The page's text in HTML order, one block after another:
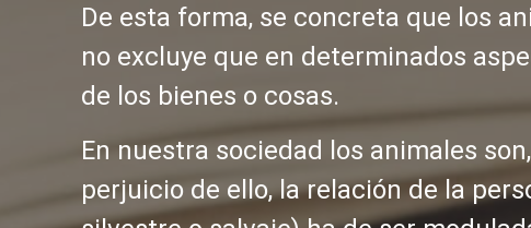
De esta forma, se concreta que los
no excluye que en determinados
de los bienes o cosas.
En nuestra sociedad los animales
perjuicio de ello, la relación de la